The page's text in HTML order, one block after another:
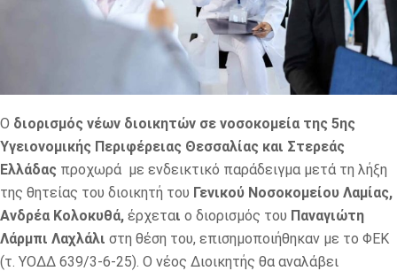
Ο διορισμός νέων διοικητών σε νοσοκομεία της 5ης
Υγειονομικής Περιφέρειας Θεσσαλίας και Στερεάς
Ελλάδας προχωρά με ενδεικτικό παράδειγμα μετά τη λήξη
της θητείας του διοικητή του Γενικού Νοσοκομείου Λαμίας,
Ανδρέα Κολοκυθά, έρχεται ο διορισμός του Παναγιώτη
Λάρμπι Λαχλάλι στη θέση του, επισημοποιήθηκαν με το ΦΕΚ
(τ. ΥΟΔΔ 639/3-6-25). Ο νέος Διοικητής θα αναλάβει